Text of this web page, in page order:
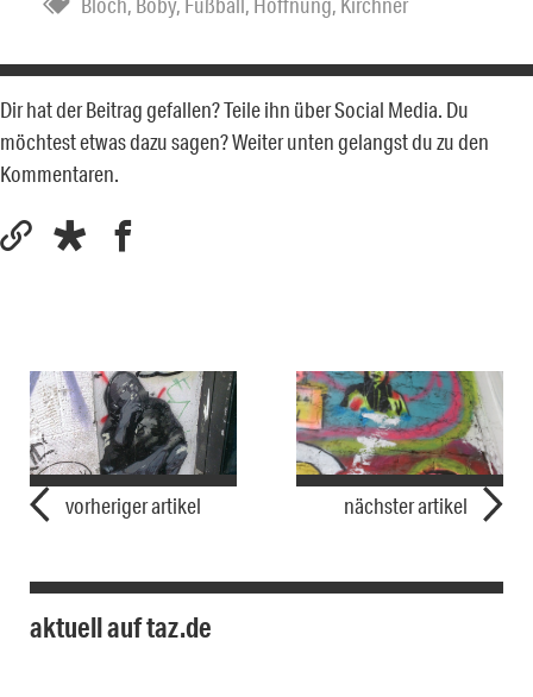
Dir hat der Beitrag gefallen? Teile ihn über Social Media. Du
möchtest etwas dazu sagen? Weiter unten gelangst du zu den
Kommentaren.
vorheriger artikel nächster artikel
aktuell auf taz.de